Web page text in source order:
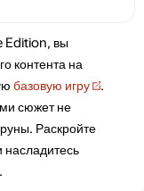
Edition, вы
контента на
базовую игру
.
сюжет не
Раскройте
насладитесь